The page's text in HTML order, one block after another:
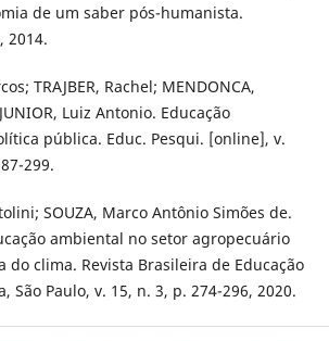
de um saber pós-humanista.
2014.
TRAJBER, Rachel; MENDONCA,
Luiz Antonio. Educação
pública. Educ. Pesqui. [online], v.
299.
SOUZA, Marco Antônio Simões de.
ambiental no setor agropecuário
do clima. Revista Brasileira de Educação
São Paulo, v. 15, n. 3, p. 274-296, 2020.